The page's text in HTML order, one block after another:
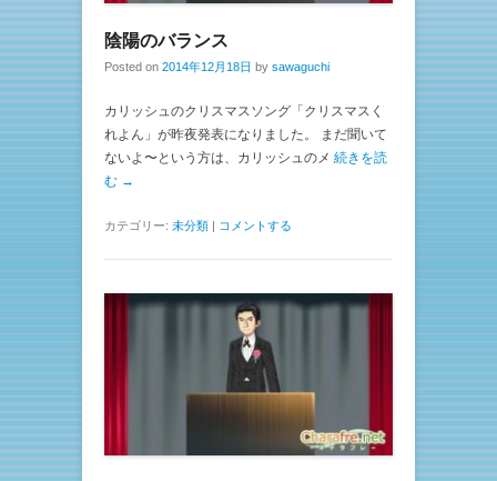
陰陽のバランス
Posted on 2014年12月18日 by sawaguchi
カリッシュのクリスマスソング「クリスマスく
れよん」が昨夜発表になりました。 まだ聞いて
ないよ〜という方は、カリッシュのメ 続きを読
む →
カテゴリー: 未分類 | コメントする